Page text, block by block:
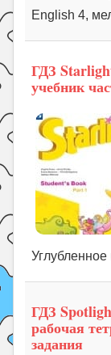
English 4,
ГДЗ
учебник
Углубленное
ГДЗ
рабочая
задания